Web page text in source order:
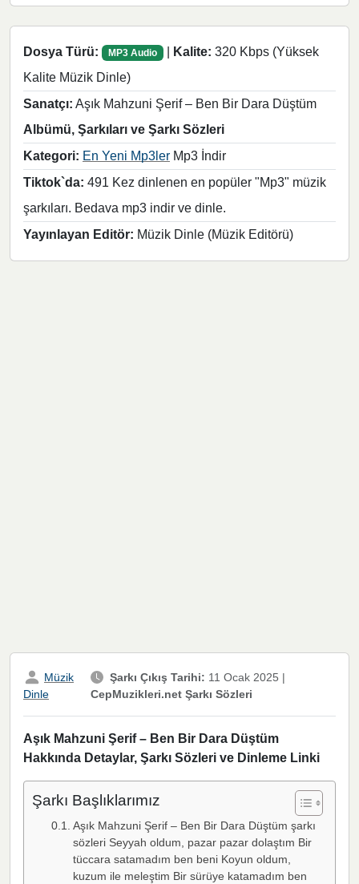
Dosya Türü: MP3 Audio | Kalite: 320 Kbps (Yüksek
Kalite Müzik Dinle)
Sanatçı: Aşık Mahzuni Şerif – Ben Bir Dara Düştüm
Albümü, Şarkıları ve Şarkı Sözleri
Kategori: En Yeni Mp3ler Mp3 İndir
Tiktok`da: 491 Kez dinlenen en popüler "Mp3" müzik
şarkıları. Bedava mp3 indir ve dinle.
Yayınlayan Editör: Müzik Dinle (Müzik Editörü)
Müzik
Dinle
Şarkı Çıkış Tarihi: 11 Ocak 2025 |
CepMuzikleri.net Şarkı Sözleri
Aşık Mahzuni Şerif – Ben Bir Dara Düştüm
Hakkında Detaylar, Şarkı Sözleri ve Dinleme Linki
Şarkı Başlıklarımız
Aşık Mahzuni Şerif – Ben Bir Dara Düştüm şarkı
sözleri Seyyah oldum, pazar pazar dolaştım Bir
tüccara satamadım ben beni Koyun oldum,
kuzum ile meleştim Bir sürüye katamadım ben